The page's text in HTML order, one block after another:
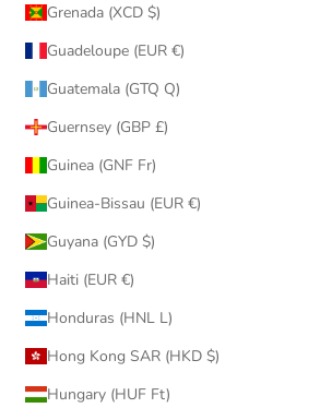
Grenada (XCD $)
Guadeloupe (EUR €)
Guatemala (GTQ Q)
Guernsey (GBP £)
Guinea (GNF Fr)
Guinea-Bissau (EUR €)
Guyana (GYD $)
Haiti (EUR €)
Honduras (HNL L)
Hong Kong SAR (HKD $)
Hungary (HUF Ft)